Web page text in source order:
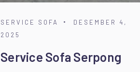
SERVICE SOFA
DESEMBER 4,
2025
Service Sofa Serpong